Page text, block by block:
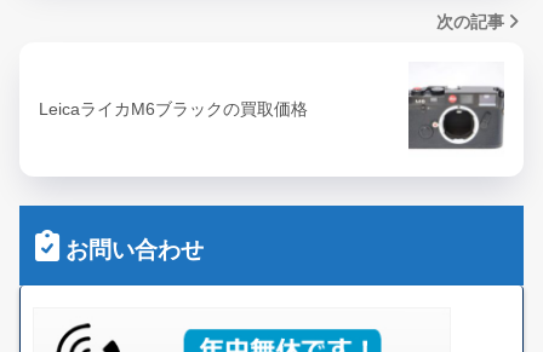
次の記事
LeicaライカM6ブラックの買取価格
お問い合わせ